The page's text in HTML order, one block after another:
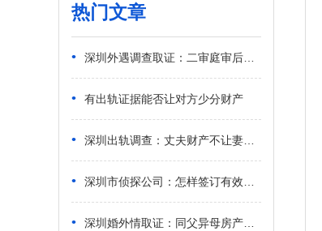
热门文章
• 深圳外遇调查取证：二审庭审后还能提交证据吗
• 有出轨证据能否让对方少分财产
• 深圳出轨调查：丈夫财产不让妻子知道怎么处理
• 深圳市侦探公司：怎样签订有效的离婚财产分割协议
• 深圳婚外情取证：同父异母房产怎么分配比较合理